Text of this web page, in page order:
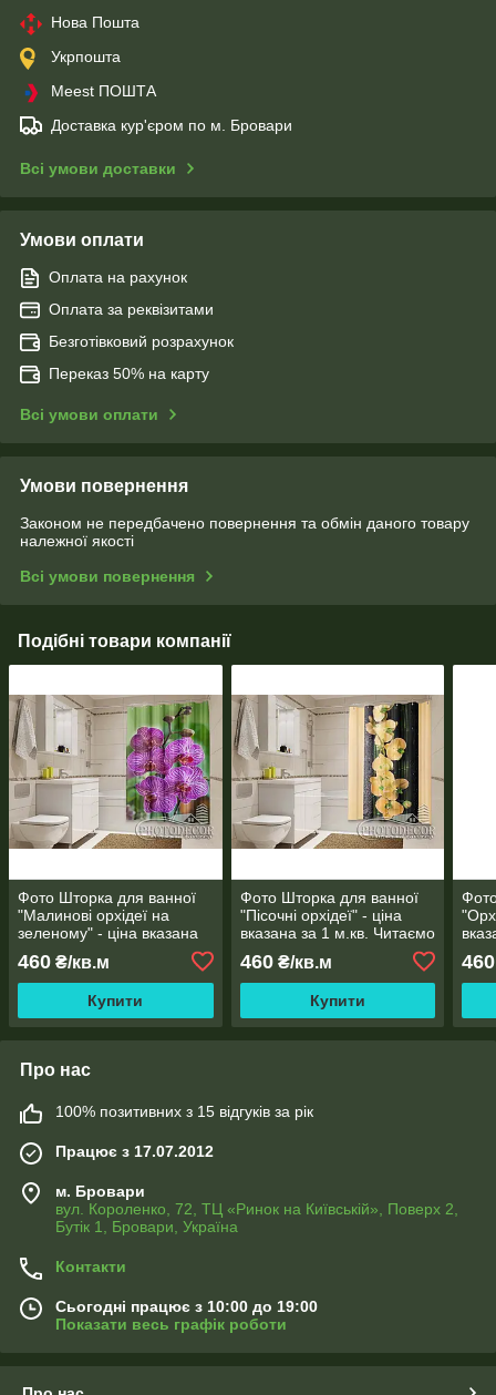
Нова Пошта
Укрпошта
Meest ПОШТА
Доставка кур'єром по м. Бровари
Всі умови доставки
Умови оплати
Оплата на рахунок
Оплата за реквізитами
Безготівковий розрахунок
Переказ 50% на карту
Всі умови оплати
Умови повернення
Законом не передбачено повернення та обмін даного товару
належної якості
Всі умови повернення
Подібні товари компанії
Фото Шторка для ванної
"Малинові орхідеї на
зеленому" - ціна вказана
за 1 м.кв. Читаємо опис!
460 ₴/кв.м
Купити
Фото Шторка для ванної
"Пісочні орхідеї" - ціна
вказана за 1 м.кв. Читаємо
460₴/кв.м
Купити
460
Про нас
100% позитивних з 15 відгуків за рік
Працює з 17.07.2012
м. Бровари
вул. Короленко, 72, ТЦ «Ринок на Київській», Поверх 2,
Бутік 1, Бровари, Україна
Контакти
Сьогодні працює з 10:00 до 19:00
Показати весь графік роботи